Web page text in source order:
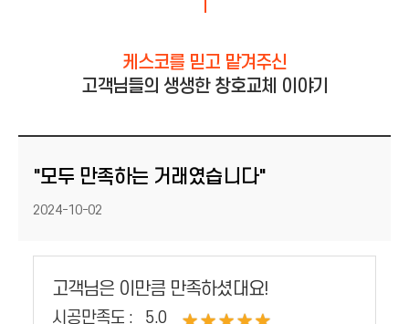
케스코를 믿고 맡겨주신
고객님들의 생생한 창호교체 이야기
"모두 만족하는 거래였습니다"
등록일
2024-10-02
고객님은 이만큼 만족하셨대요!
시공만족도 :
5.0